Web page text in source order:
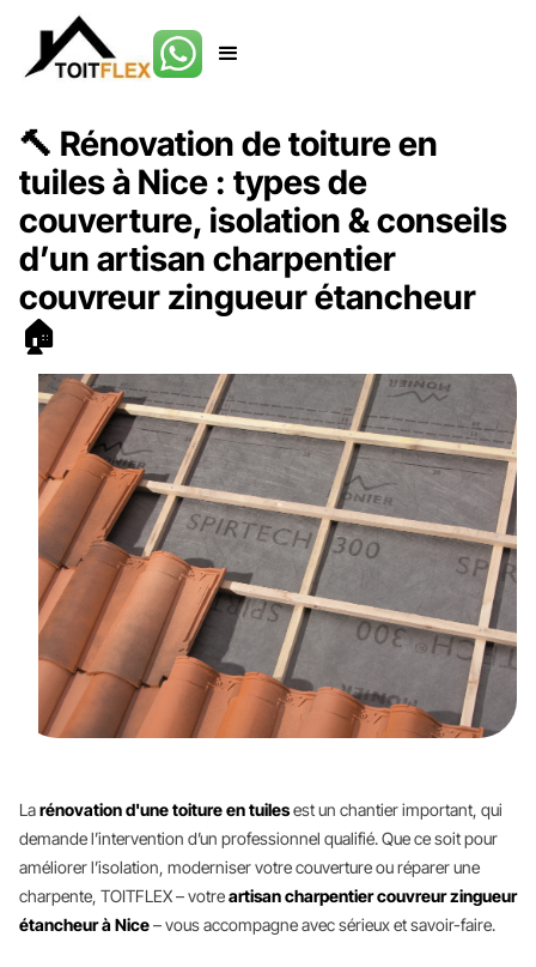
🔨 Rénovation de toiture en
tuiles à Nice : types de
couverture, isolation & conseils
d’un artisan charpentier
couvreur zingueur étancheur
🏠
Larénovation d'une toiture en tuilesest un chantier important, qui
demande l’intervention d’un professionnel qualifié. Que ce soit pour
améliorer l’isolation, moderniser votre couverture ou réparer une
charpente, TOITFLEX – votreartisan charpentier couvreur zingueur
étancheur à Nice– vous accompagne avec sérieux et savoir-faire.